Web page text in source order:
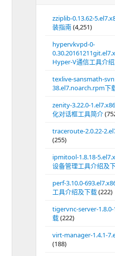
zziplib-0.13.62-
装指南(4,251)
hypervkvpd-0-
Hyper-V通信工具介
texlive-sansmath-
38.el7.noarch.rpm下
zenity-3.22.0-
化对话框工具简介
traceroute-2.0.22-
(255)
ipmitool-1.8.18-
设备管理工具介绍及
perf-3.10.0-
工具介绍及下载(222)
tigervnc-server-
载(222)
virt-manager-1.4.1-
(188)